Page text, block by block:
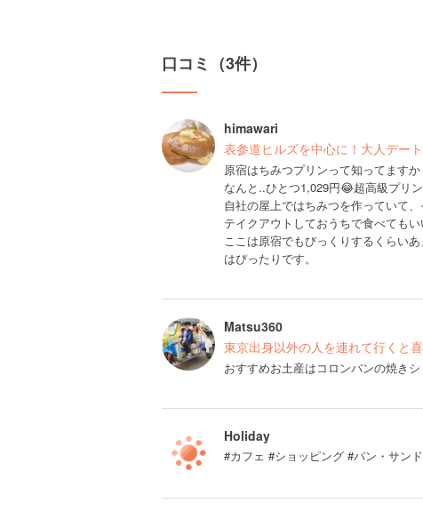
口コミ（3件）
himawari
表参道ヒルズを中心に！大人デー
原宿はちみつプリンって知ってますか
なんと..ひとつ1,029円😂超高級プリン
自社の屋上ではちみつを作っていて
テイクアウトしておうちで食べても
ここは原宿でもびっくりするくらい
はぴったりです。
Matsu360
東京出身以外の人を連れて行くと
おすすめお土産はコロンバンの焼き
Holiday
#カフェ #ショッピング #パン・サン